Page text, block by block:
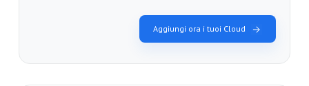
Aggiungi ora i tuoi Cloud